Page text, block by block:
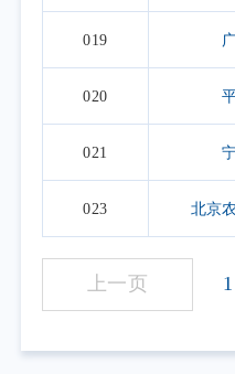
019
020
021
023 北京
上一页 1